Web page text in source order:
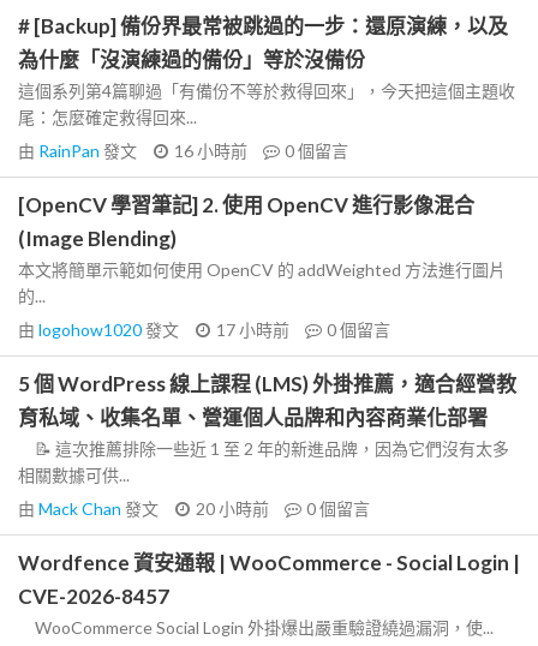
# [Backup] 備份界最常被跳過的一步：還原演練，以及
為什麼「沒演練過的備份」等於沒備份
這個系列第4篇聊過「有備份不等於救得回來」，今天把這個主題收
尾：怎麼確定救得回來...
由 RainPan 發文 16 小時前 0個留言
[OpenCV 學習筆記] 2. 使用 OpenCV 進行影像混合
(Image Blending)
本文將簡單示範如何使用 OpenCV 的 addWeighted 方法進行圖片
的...
由 logohow1020發文 17 小時前 0個留言
5 個 WordPress 線上課程 (LMS) 外掛推薦，適合經營教
育私域、收集名單、營運個人品牌和內容商業化部署
📝 這次推薦排除一些近 1 至 2 年的新進品牌，因為它們沒有太多
相關數據可供...
由 Mack Chan 發文 20 小時前 0個留言
Wordfence 資安通報 | WooCommerce - Social Login |
CVE-2026-8457
WooCommerce Social Login 外掛爆出嚴重驗證繞過漏洞，使...